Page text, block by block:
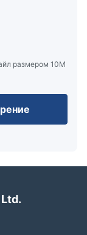
размером 10M